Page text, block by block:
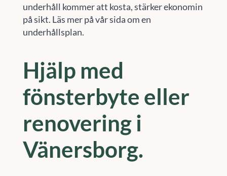
underhåll kommer att kosta, stärker ekonomin
på sikt. Läs mer på vår sida om en
underhållsplan.
Hjälp med
fönsterbyte eller
renovering i
Vänersborg.